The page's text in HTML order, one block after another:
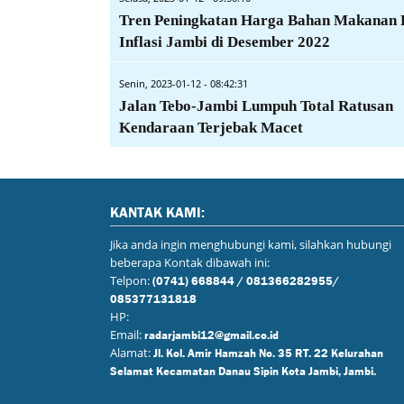
Tren Peningkatan Harga Bahan Makanan
Inflasi Jambi di Desember 2022
Senin, 2023-01-12 - 08:42:31
Jalan Tebo-Jambi Lumpuh Total Ratusan
Kendaraan Terjebak Macet
KANTAK KAMI:
Jika anda ingin menghubungi kami, silahkan hubungi
beberapa Kontak dibawah ini:
Telpon: (0741) 668844 / 081366282955/
085377131818
HP:
Email: radarjambi12@gmail.co.id
Alamat: Jl. Kol. Amir Hamzah No. 35 RT. 22 Kelurahan
Selamat Kecamatan Danau Sipin Kota Jambi, Jambi.